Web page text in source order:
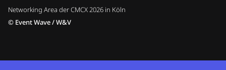
Networking Area der CMCX 2026 in Köln
© Event Wave / W&V